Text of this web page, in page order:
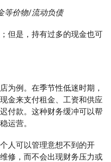
等价物/流动负债
但是，持有过多的现金也可
为例。在季节性低迷时期，
金来支付租金、工资和供应
付款。这种财务缓冲可以帮
运营。
人可以管理意想不到的开
修，而不会出现财务压力或